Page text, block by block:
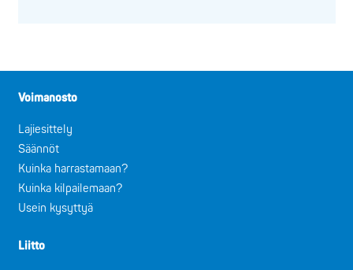
Voimanosto
Lajiesittely
Säännöt
Kuinka harrastamaan?
Kuinka kilpailemaan?
Usein kysyttyä
Liitto